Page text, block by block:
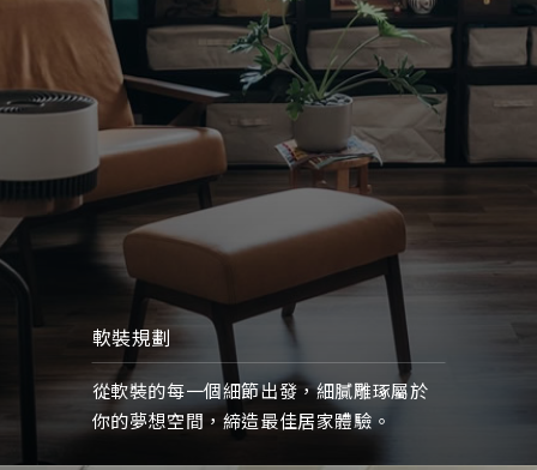
軟裝規劃
從軟裝的每一個細節出發，細膩雕琢屬於
你的夢想空間，締造最佳居家體驗。